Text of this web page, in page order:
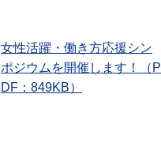
女性活躍・働き方応援シン
ポジウムを開催します！（P
DF：849KB）